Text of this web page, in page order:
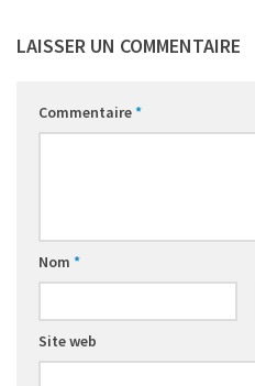
LAISSER UN COMMENTAIRE
Commentaire*
Nom *
Site web